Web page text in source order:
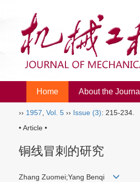
Home About the Journal
›› 1957 Vol. 5 ›› Issue (3): 215-234.
• Article •
铜线冒刺的研究
Zhang Zuomei;Yang Benqi